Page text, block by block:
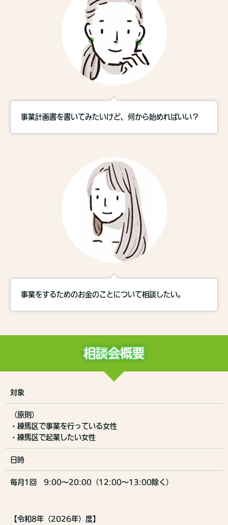
事業計画書を書いてみたいけど、何から始めればいい？
事業をするためのお金のことについて相談したい。
相談会概要
対象
（原則）
・練馬区で事業を行っている女性
・練馬区で起業したい女性
日時
毎月1回 9:00～20:00（12:00～13:00除く）
【令和8年（2026年）度】